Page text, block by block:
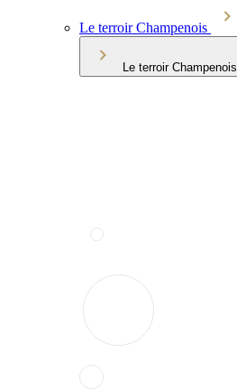
Le terroir Champenois
Le terroir Champenois